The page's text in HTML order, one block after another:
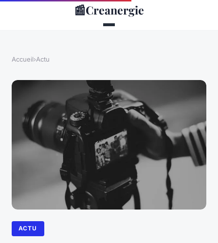
📰Creanergie
Accueil›Actu
ACTU